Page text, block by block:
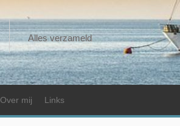
Alles verzameld
Over mij Links